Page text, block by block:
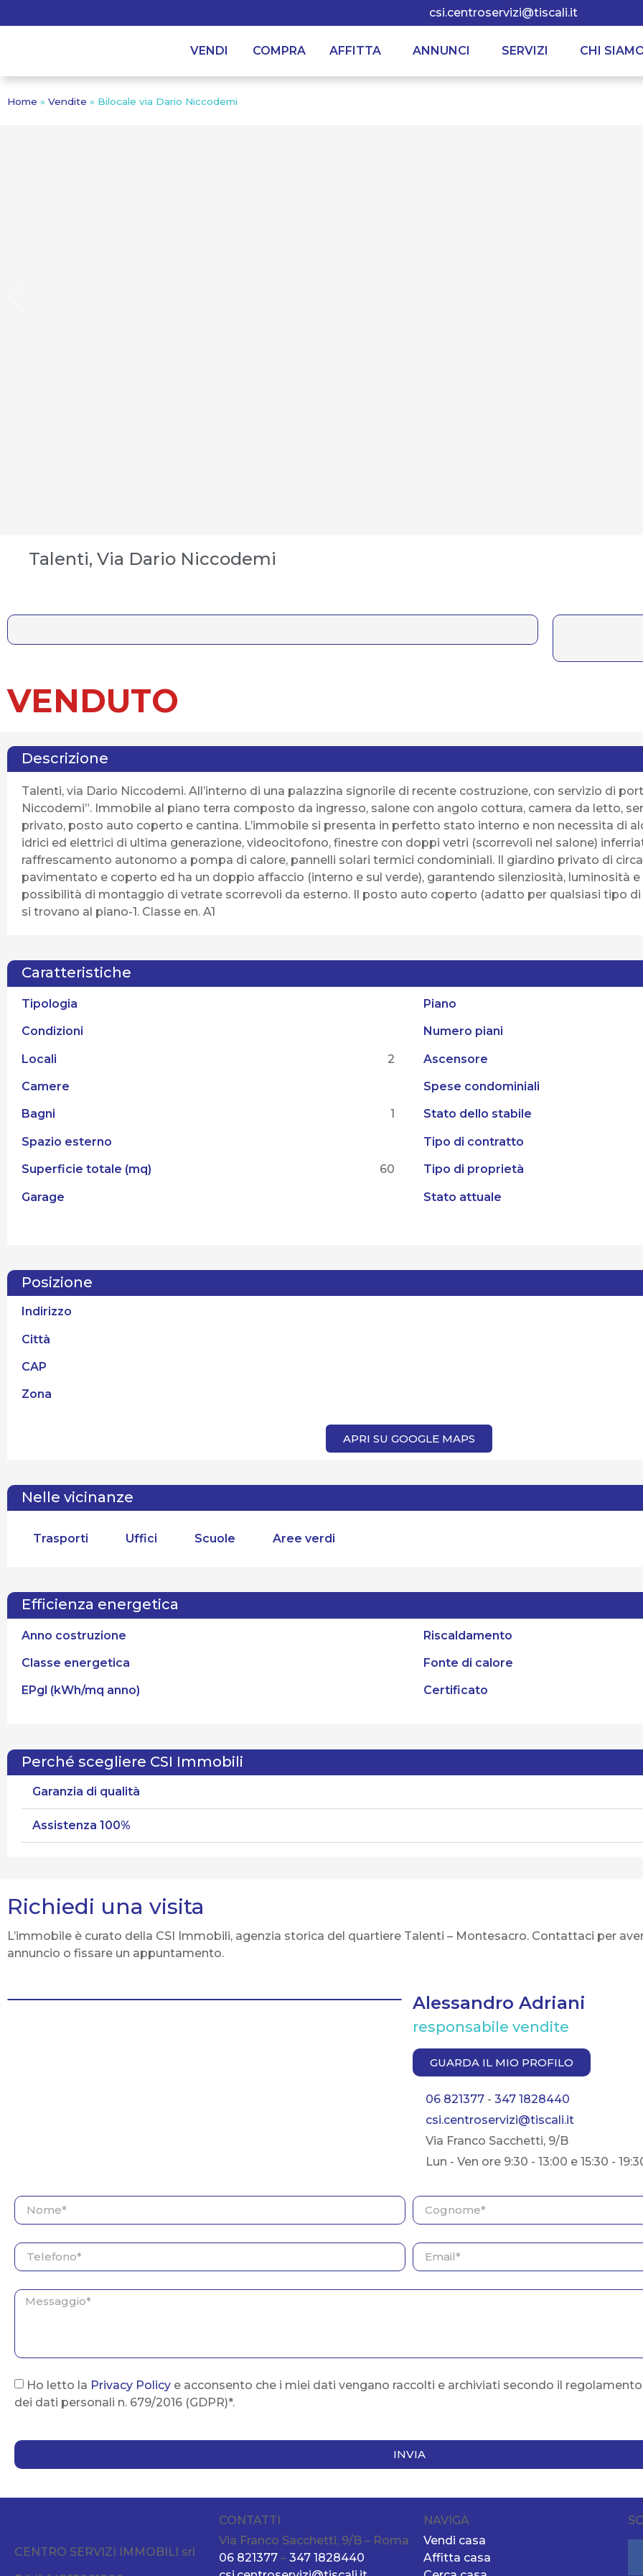
csi.centroservizi@tiscali.it
VENDI COMPRA AFFITTA ANNUNCI SERVIZI CHI
Home » Vendite » Bilocale via Dario Niccodemi
Talenti, Via Dario Niccodemi
VENDUTO
Descrizione
Talenti, via Dario Niccodemi. All’interno di una palazzina signorile di recente costruzione, con servizio di
Niccodemi”. Immobile al piano terra composto da ingresso, salone con angolo cottura, camera da letto,
privato, posto auto coperto e cantina. L’immobile si presenta in perfetto stato interno e non necessita di
idrici ed elettrici di ultima generazione, videocitofono, finestre con doppi vetri (scorrevoli nel salone)
raffrescamento autonomo a pompa di calore, pannelli solari termici condominiali. Il giardino privato di
pavimentato e coperto ed ha un doppio affaccio (interno e sul verde), garantendo silenziosità, luminosità e
possibilità di montaggio di vetrate scorrevoli da esterno. Il posto auto coperto (adatto per qualsiasi tipo
si trovano al piano-1. Classe en. A1
Caratteristiche
Tipologia
Condizioni
Locali 2
Camere
Bagni 1
Spazio esterno
Superficie totale (mq) 60
Garage
Piano
Numero piani
Ascensore
Spese condominiali
Stato dello stabile
Tipo di contratto
Tipo di proprietà
Stato attuale
Posizione
Indirizzo
Città
CAP
Zona
APRI SU GOOGLE MAPS
Nelle vicinanze
Trasporti Uffici Scuole Aree verdi
Efficienza energetica
Anno costruzione
Classe energetica
EPgl (kWh/mq anno)
Riscaldamento
Fonte di calore
Certificato
Perché scegliere CSI Immobili
Garanzia di qualità
Assistenza 100%
Richiedi una visita
L’immobile è curato della CSI Immobili, agenzia storica del quartiere Talenti – Montesacro. Contattaci per
annuncio o fissare un appuntamento.
Alessandro Adriani
responsabile vendite
GUARDA IL MIO PROFILO
06 821377 - 347 1828440
csi.centroservizi@tiscali.it
Via Franco Sacchetti, 9/B
Lun - Ven ore 9:30 - 13:00 e 15:30 -
Ho letto la Privacy Policy e acconsento che i miei dati vengano raccolti e archiviati secondo il
dei dati personali n. 679/2016 (GDPR)*.
INVIA
CENTRO SERVIZI IMMOBILI srl
CONTATTI
Via Franco Sacchetti, 9/B – Roma
06 821377 – 347 1828440
NAVIGA
Vendi casa
Affitta casa